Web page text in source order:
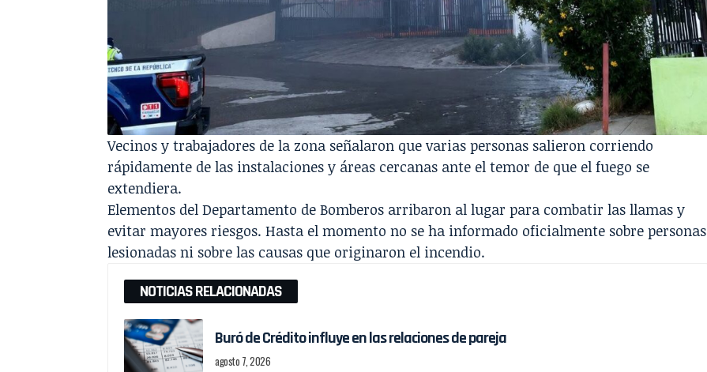
Vecinos y trabajadores de la zona señalaron que varias personas salieron corriendo
rápidamente de las instalaciones y áreas cercanas ante el temor de que el fuego se
extendiera.
Elementos del Departamento de Bomberos arribaron al lugar para combatir las llamas y
evitar mayores riesgos. Hasta el momento no se ha informado oficialmente sobre personas
lesionadas ni sobre las causas que originaron el incendio.
NOTICIAS RELACIONADAS
Buró de Crédito influye en las relaciones de pareja
agosto 7, 2026